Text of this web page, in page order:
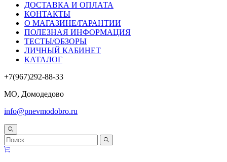
ДОСТАВКА И ОПЛАТА
КОНТАКТЫ
О МАГАЗИНЕ/ГАРАНТИИ
ПОЛЕЗНАЯ ИНФОРМАЦИЯ
ТЕСТЫ/ОБЗОРЫ
ЛИЧНЫЙ КАБИНЕТ
КАТАЛОГ
+7(967)292-88-33
МО, Домодедово
info@pnevmodobro.ru